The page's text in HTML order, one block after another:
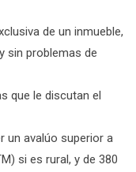
de un inmueble,
sin problemas de
que le discutan el
un avalúo superior a
si es rural, y de 380